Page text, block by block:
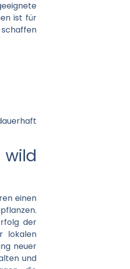
ist für
schaffen
einen
der
lokalen
neuer
und